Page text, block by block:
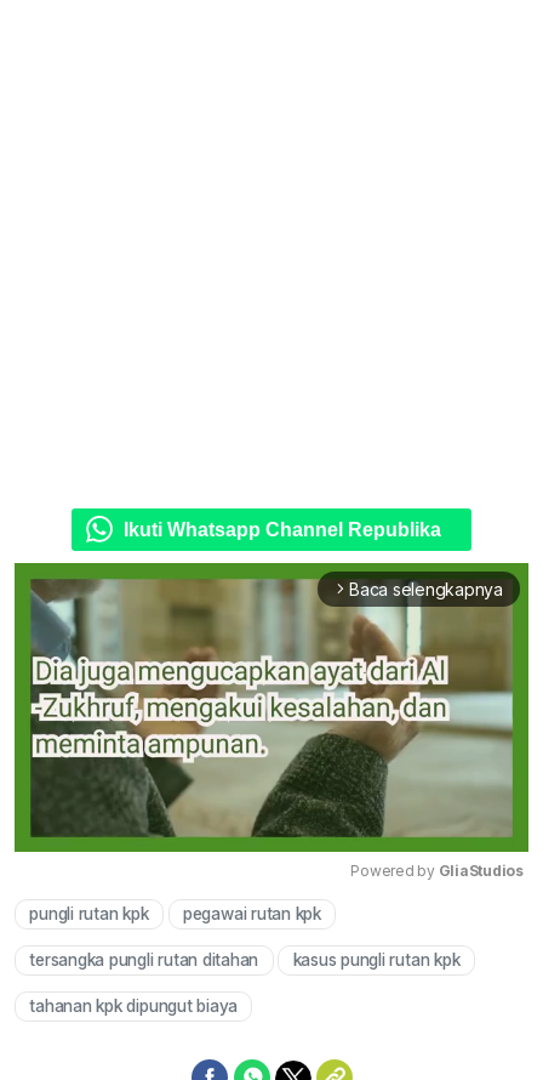
Ikuti Whatsapp Channel Republika
arrow_forward_ios Baca selengkapnya
Powered by GliaStudios
pungli rutan kpk pegawai rutan kpk
tersangka pungli rutan ditahan kasus pungli rutan kpk
tahanan kpk dipungut biaya